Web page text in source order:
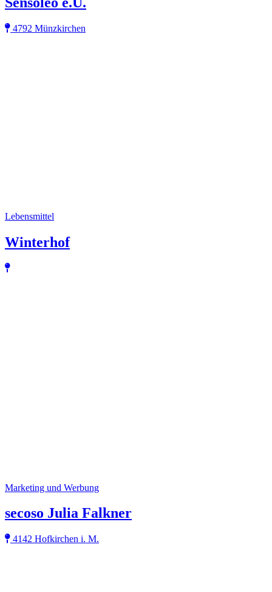
4792 Münzkirchen
Lebensmittel
Winterhof
Marketing und Werbung
secoso Julia Falkner
4142 Hofkirchen i. M.